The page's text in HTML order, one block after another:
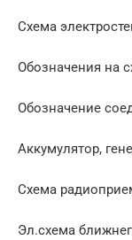
Схема
Обозначения на
Обозначение
Аккумулятор,
Схема
Эл.схема